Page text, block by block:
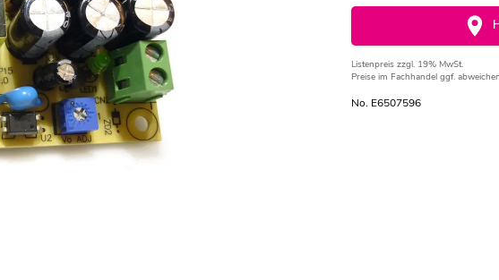
Listenpreis zzgl. 19% MwSt.
Preise im Fachhandel ggf.
No. E6507596